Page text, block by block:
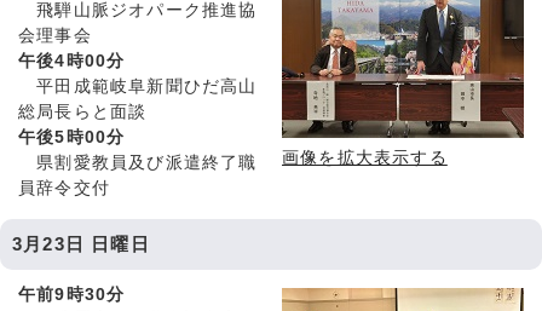
画像を拡大表示する
飛騨山脈ジオパーク推進協
会理事会
午後4時00分
平田成範岐阜新聞ひだ高山
総局長らと面談
午後5時00分
県割愛教員及び派遣終了職
員辞令交付
3月23日 日曜日
午前9時30分